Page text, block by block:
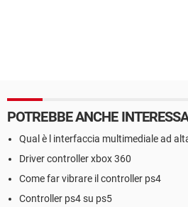
POTREBBE ANCHE
Qual è l interfaccia multimediale ad
Driver controller xbox 360
Come far vibrare il controller ps4
Controller ps4 su ps5